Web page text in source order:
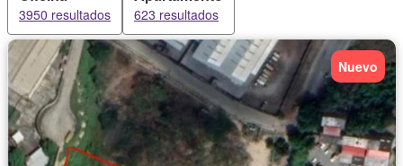
3950 resultados 623 resultados
Nuevo